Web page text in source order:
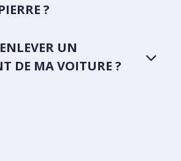
?
UN
DE MA VOITURE ?